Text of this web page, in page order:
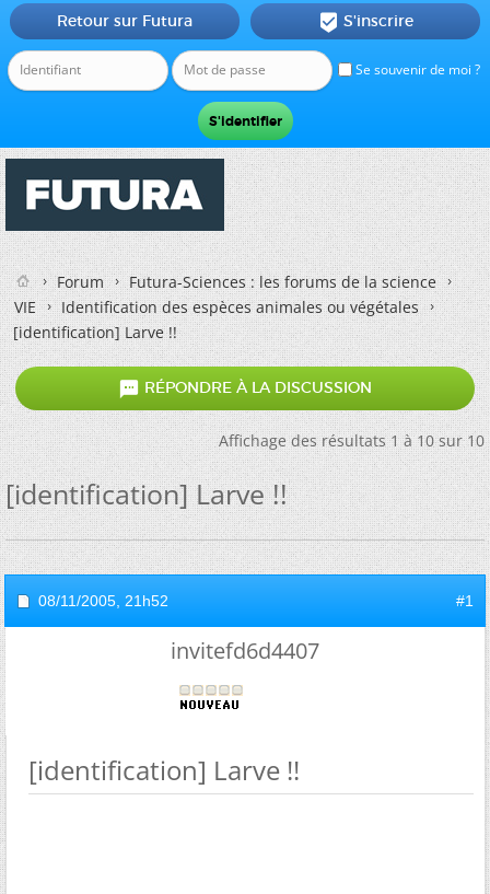
Se souvenir de moi ?
Retour sur Futura  S'inscrire
Forum
Futura-Sciences : les forums de la science
VIE
Identification des espèces animales ou végétales
[identification] Larve !!
 RÉPONDRE À LA DISCUSSION
Affichage des résultats 1 à 10 sur 10
[identification] Larve !!
08/11/2005, 21h52 #1
invitefd6d4407
[identification] Larve !!